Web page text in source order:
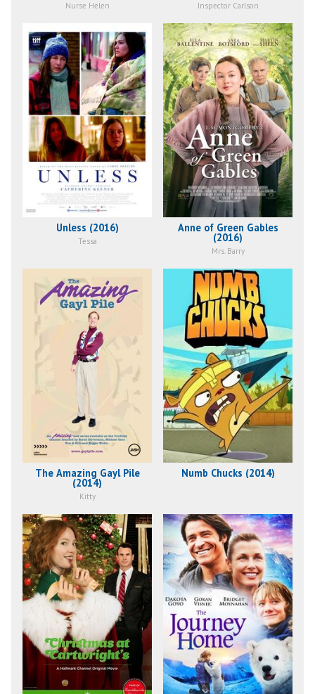
Nurse Helen Inspector Carlson
Unless (2016)
Tessa
Anne of Green Gables
(2016)
Mrs. Barry
The Amazing Gayl Pile
(2014)
Kitty
Numb Chucks (2014)